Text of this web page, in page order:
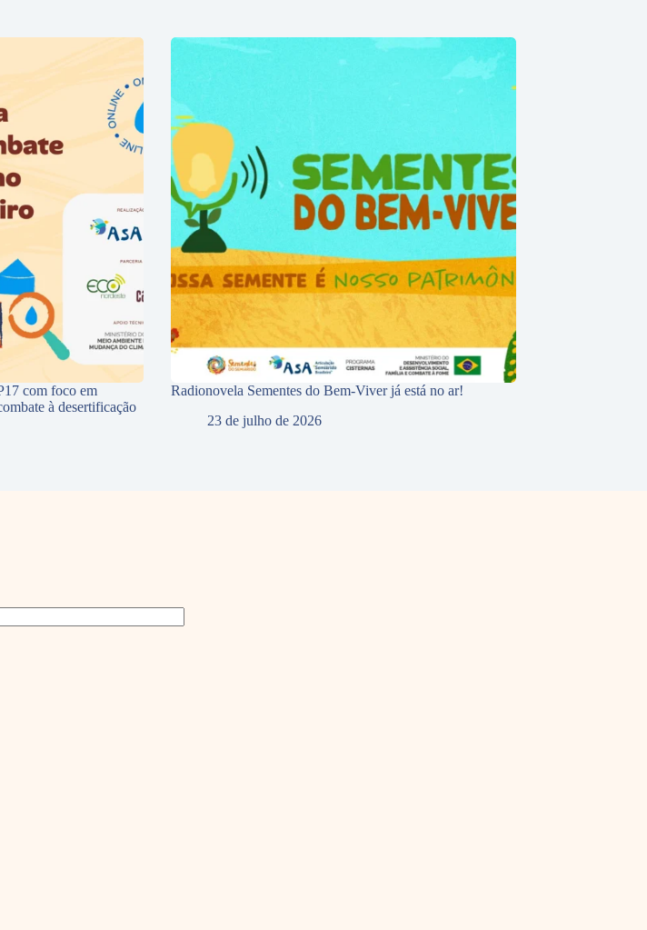
com foco em
à desertificação
Radionovela Sementes do Bem-Viver já está no ar!
23 de julho de 2026